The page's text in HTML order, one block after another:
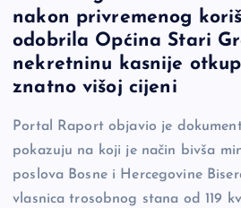
o
o
k
n
k
er
nakon privremenog
odobrila Općina Stari
nekretninu kasnije
znatno višoj cijeni
Portal Raport objavio je
pokazuju na koji je način bivša
poslova Bosne i Hercegovine
vlasnica trosobnog stana od 119